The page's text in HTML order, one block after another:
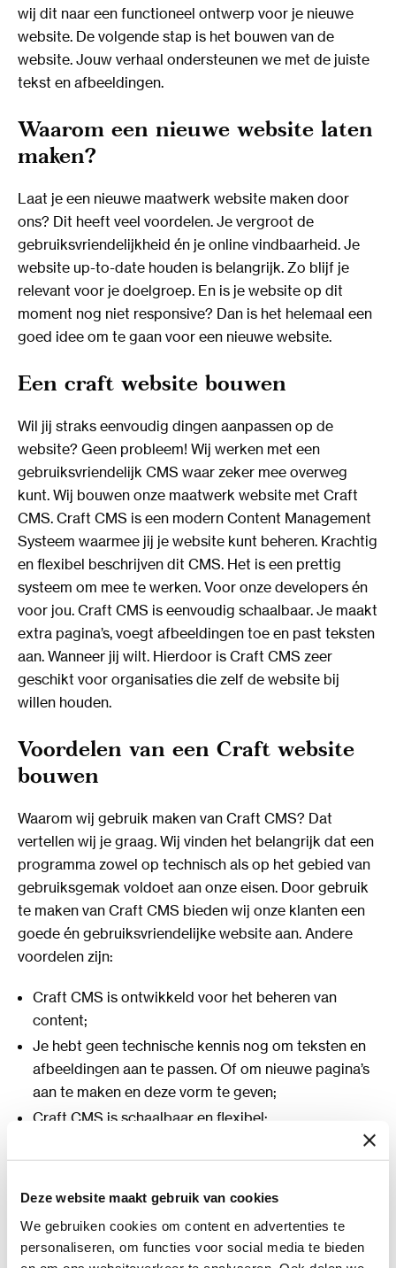
Deze website maakt gebruik van cookies
We gebruiken cookies om content en advertenties te
personaliseren, om functies voor social media te bieden
wij dit naar een functioneel ontwerp voor je nieuwe
website. De volgende stap is het bouwen van de
website. Jouw verhaal ondersteunen we met de juiste
tekst en afbeeldingen.
Waarom een nieuwe website laten
maken?
Laat je een nieuwe maatwerk website maken door
ons? Dit heeft veel voordelen. Je vergroot de
gebruiksvriendelijkheid én je online vindbaarheid. Je
website up-to-date houden is belangrijk. Zo blijf je
relevant voor je doelgroep. En is je website op dit
moment nog niet responsive? Dan is het helemaal een
goed idee om te gaan voor een nieuwe website.
Een craft website bouwen
Wil jij straks eenvoudig dingen aanpassen op de
website? Geen probleem! Wij werken met een
gebruiksvriendelijk CMS waar zeker mee overweg
kunt. Wij bouwen onze maatwerk website met Craft
CMS. Craft CMS is een modern Content Management
Systeem waarmee jij je website kunt beheren. Krachtig
en flexibel beschrijven dit CMS. Het is een prettig
systeem om mee te werken. Voor onze developers én
voor jou. Craft CMS is eenvoudig schaalbaar. Je maakt
extra pagina’s, voegt afbeeldingen toe en past teksten
aan. Wanneer jij wilt. Hierdoor is Craft CMS zeer
geschikt voor organisaties die zelf de website bij
willen houden.
Voordelen van een Craft website
bouwen
Waarom wij gebruik maken van Craft CMS? Dat
vertellen wij je graag. Wij vinden het belangrijk dat een
programma zowel op technisch als op het gebied van
gebruiksgemak voldoet aan onze eisen. Door gebruik
te maken van Craft CMS bieden wij onze klanten een
goede én gebruiksvriendelijke website aan. Andere
voordelen zijn:
Craft CMS is ontwikkeld voor het beheren van
content;
Je hebt geen technische kennis nog om teksten en
afbeeldingen aan te passen. Of om nieuwe pagina’s
aan te maken en deze vorm te geven;
Craft CMS is schaalbaar en flexibel;
welk effect jouw aanpassing heeft.
De resultaten van een website